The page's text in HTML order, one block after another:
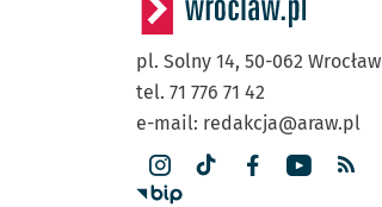
pl. Solny 14, 50-062 Wrocław
tel. 71 776 71 42
e-mail: redakcja@araw.pl